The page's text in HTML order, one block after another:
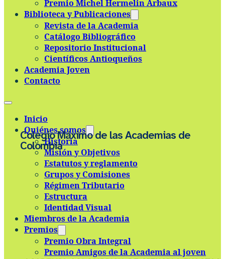
Skip to main contentSkip to footer
Premio Michel Hermelin Arbaux
Biblioteca y Publicaciones
Revista de la Academia
Catálogo Bibliográfico
Repositorio Institucional
Científicos Antioqueños
Academia Joven
Contacto
Inicio
Quiénes somos
Historia
Misión y Objetivos
Estatutos y reglamento
Grupos y Comisiones
Régimen Tributario
Estructura
Identidad Visual
Miembros de la Academia
Premios
Premio Obra Integral
Premio Amigos de la Academia al joven
Colegio Máximo de las Academias de
Colombia